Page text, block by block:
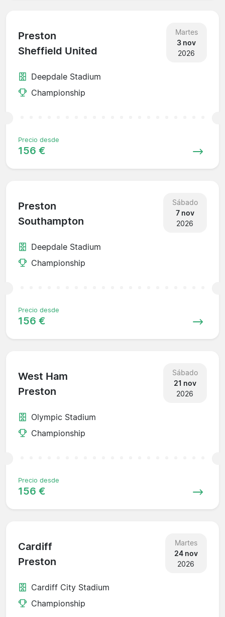
Preston
Sheffield United
Martes
3 nov
2026
Deepdale Stadium
Championship
Precio desde
156 €
Preston
Southampton
Sábado
7 nov
2026
Deepdale Stadium
Championship
Precio desde
156 €
West Ham
Preston
Sábado
21 nov
2026
Olympic Stadium
Championship
Precio desde
156 €
Cardiff
Preston
Martes
24 nov
2026
Cardiff City Stadium
Championship